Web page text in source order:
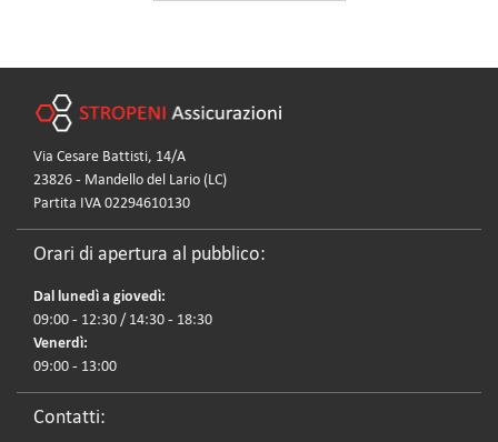
Via Cesare Battisti, 14/A
23826 - Mandello del Lario (LC)
Partita IVA 02294610130
Orari di apertura al pubblico:
Dal lunedì a giovedì:
09:00 - 12:30 / 14:30 - 18:30
Venerdì:
09:00 - 13:00
Contatti: